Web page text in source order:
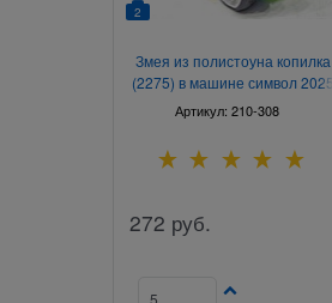
2
Змея из полистоуна копилка
(2275) в машине символ 2025
года
Артикул:210-308
272 руб.